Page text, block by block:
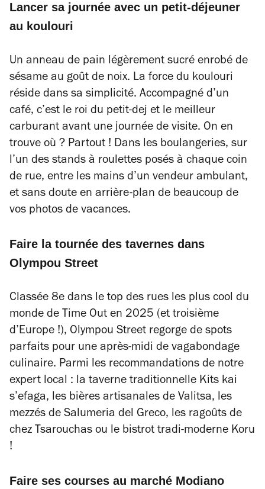
Lancer sa journée avec un petit-déjeuner
au koulouri
Un anneau de pain légèrement sucré enrobé de
sésame au goût de noix. La force du koulouri
réside dans sa simplicité. Accompagné d’un
café, c’est le roi du petit-dej et le meilleur
carburant avant une journée de visite. On en
trouve où ? Partout ! Dans les boulangeries, sur
l’un des stands à roulettes posés à chaque coin
de rue, entre les mains d’un vendeur ambulant,
et sans doute en arrière-plan de beaucoup de
vos photos de vacances.
Faire la tournée des tavernes dans
Olympou Street
Classée 8e dans le top des rues les plus cool du
monde de Time Out en 2025 (et troisième
d’Europe !), Olympou Street regorge de spots
parfaits pour une après-midi de vagabondage
culinaire. Parmi les recommandations de notre
expert local : la taverne traditionnelle Kits kai
s’efaga, les bières artisanales de Valitsa, les
mezzés de Salumeria del Greco, les ragoûts de
chez Tsarouchas ou le bistrot tradi-moderne Koru
!
Faire ses courses au marché Modiano